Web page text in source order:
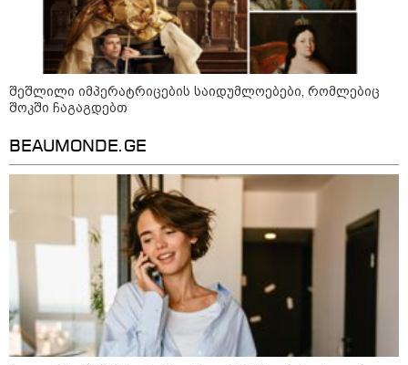
მოზაიკა
შეშლილი იმპერატრიცების საიდუმლოებები, რომლებიც
შოკში ჩაგაგდებთ
BEAUMONDE.GE